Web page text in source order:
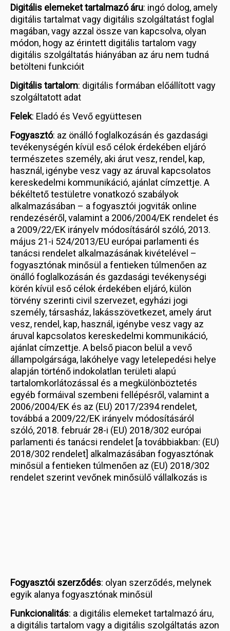
Digitális elemeket tartalmazó áru: ingó dolog, amely
digitális tartalmat vagy digitális szolgáltatást foglal
magában, vagy azzal össze van kapcsolva, olyan
módon, hogy az érintett digitális tartalom vagy
digitális szolgáltatás hiányában az áru nem tudná
betölteni funkcióit
Digitális tartalom: digitális formában előállított vagy
szolgáltatott adat
Felek: Eladó és Vevő együttesen
Fogyasztó: az önálló foglalkozásán és gazdasági
tevékenységén kívül eső célok érdekében eljáró
természetes személy, aki árut vesz, rendel, kap,
használ, igénybe vesz vagy az áruval kapcsolatos
kereskedelmi kommunikáció, ajánlat címzettje. A
békéltető testületre vonatkozó szabályok
alkalmazásában – a fogyasztói jogviták online
rendezéséről, valamint a 2006/2004/EK rendelet és
a 2009/22/EK irányelv módosításáról szóló, 2013.
május 21-i 524/2013/EU európai parlamenti és
tanácsi rendelet alkalmazásának kivételével –
fogyasztónak minősül a fentieken túlmenően az
önálló foglalkozásán és gazdasági tevékenységi
körén kívül eső célok érdekében eljáró, külön
törvény szerinti civil szervezet, egyházi jogi
személy, társasház, lakásszövetkezet, amely árut
vesz, rendel, kap, használ, igénybe vesz vagy az
áruval kapcsolatos kereskedelmi kommunikáció,
ajánlat címzettje. A belső piacon belül a vevő
állampolgársága, lakóhelye vagy letelepedési helye
alapján történő indokolatlan területi alapú
tartalomkorlátozással és a megkülönböztetés
egyéb formáival szembeni fellépésről, valamint a
2006/2004/EK és az (EU) 2017/2394 rendelet,
továbbá a 2009/22/EK irányelv módosításáról
szóló, 2018. február 28-i (EU) 2018/302 európai
parlamenti és tanácsi rendelet [a továbbiakban: (EU)
2018/302 rendelet] alkalmazásában fogyasztónak
minősül a fentieken túlmenően az (EU) 2018/302
rendelet szerint vevőnek minősülő vállalkozás is
Fogyasztói szerződés: olyan szerződés, melynek
egyik alanya fogyasztónak minősül
Funkcionalitás: a digitális elemeket tartalmazó áru,
a digitális tartalom vagy a digitális szolgáltatás azon